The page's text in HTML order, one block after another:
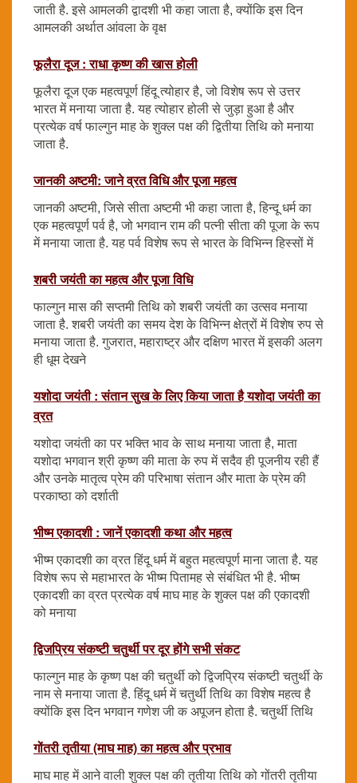
जाती है. इसे आमलकी द्वादशी भी कहा जाता है, क्योंकि इस दिन
आमलकी अर्थात आंवला के वृक्ष
फूलैरा दूज : राधा कृष्ण की खास होली
फूलैरा दूज एक महत्वपूर्ण हिंदू त्योहार है, जो विशेष रूप से उत्तर
भारत में मनाया जाता है. यह त्योहार होली से जुड़ा हुआ है और
प्रत्येक वर्ष फाल्गुन माह के शुक्ल पक्ष की द्वितीया तिथि को मनाया
जाता है.
जानकी अष्टमी: जाने व्रत विधि और पूजा महत्व
जानकी अष्टमी, जिसे सीता अष्टमी भी कहा जाता है, हिन्दू धर्म का
एक महत्वपूर्ण पर्व है, जो भगवान राम की पत्नी सीता की पूजा के रूप
में मनाया जाता है. यह पर्व विशेष रूप से भारत के विभिन्न हिस्सों में
शबरी जयंती का महत्व और पूजा विधि
फाल्गुन मास की सप्तमी तिथि को शबरी जयंती का उत्सव मनाया
जाता है. शबरी जयंती का समय देश के विभिन्न क्षेत्रों में विशेष रुप से
मनाया जाता है. गुजरात, महाराष्ट्र और दक्षिण भारत में इसकी अलग
ही धूम देखने
यशोदा जयंती : संतान सुख के लिए किया जाता है यशोदा जयंती का
व्रत
यशोदा जयंती का पर भक्ति भाव के साथ मनाया जाता है, माता
यशोदा भगवान श्री कृष्ण की माता के रुप में सदैव ही पूजनीय रही हैं
और उनके मातृत्व प्रेम की परिभाषा संतान और माता के प्रेम की
परकाष्ठा को दर्शाती
भीष्म एकादशी : जानें एकादशी कथा और महत्व
भीष्म एकादशी का व्रत हिंदू धर्म में बहुत महत्वपूर्ण माना जाता है. यह
विशेष रूप से महाभारत के भीष्म पितामह से संबंधित भी है. भीष्म
एकादशी का व्रत प्रत्येक वर्ष माघ माह के शुक्ल पक्ष की एकादशी
को मनाया
द्विजप्रिय संकष्टी चतुर्थी पर दूर होंगे सभी संकट
फाल्गुन माह के कृष्ण पक्ष की चतुर्थी को द्विजप्रिय संकष्टी चतुर्थी के
नाम से मनाया जाता है. हिंदू धर्म में चतुर्थी तिथि का विशेष महत्व है
क्योंकि इस दिन भगवान गणेश जी क अपूजन होता है. चतुर्थी तिथि
गोंतरी तृतीया (माघ माह) का महत्व और प्रभाव
माघ माह में आने वाली शुक्ल पक्ष की तृतीया तिथि को गोंतरी तृतीया